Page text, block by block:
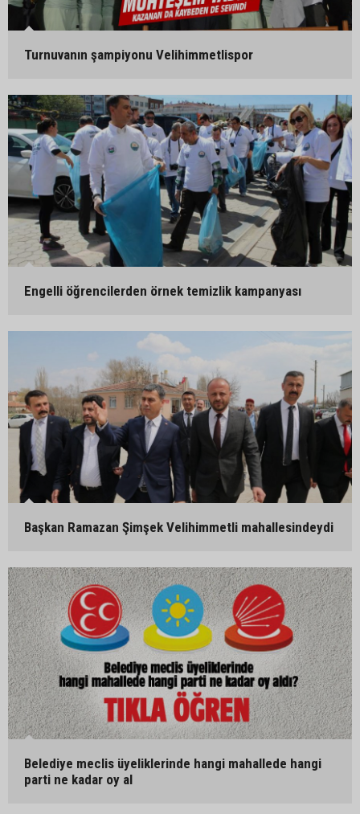
Turnuvanın şampiyonu Velihimmetlispor
Engelli öğrencilerden örnek temizlik kampanyası
Başkan Ramazan Şimşek Velihimmetli mahallesindeydi
Belediye meclis üyeliklerinde hangi mahallede hangi
parti ne kadar oy al